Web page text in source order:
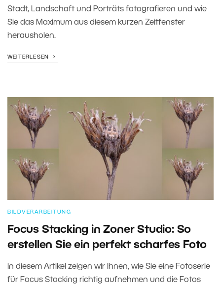
Stadt, Landschaft und Porträts fotografieren und wie
Sie das Maximum aus diesem kurzen Zeitfenster
herausholen.
WEITERLESEN
BILDVERARBEITUNG
Focus Stacking in Zoner Studio: So
erstellen Sie ein perfekt scharfes Foto
In diesem Artikel zeigen wir Ihnen, wie Sie eine Fotoserie
für Focus Stacking richtig aufnehmen und die Fotos